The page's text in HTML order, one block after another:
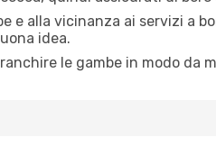
e alla vicinanza ai servizi a
idea.
le gambe in modo da